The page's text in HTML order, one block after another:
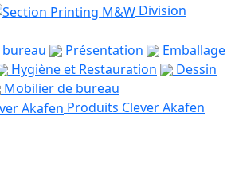
Division
Présentation
Emballage
Hygiène et Restauration
Dessin
Mobilier de bureau
Produits Clever Akafen